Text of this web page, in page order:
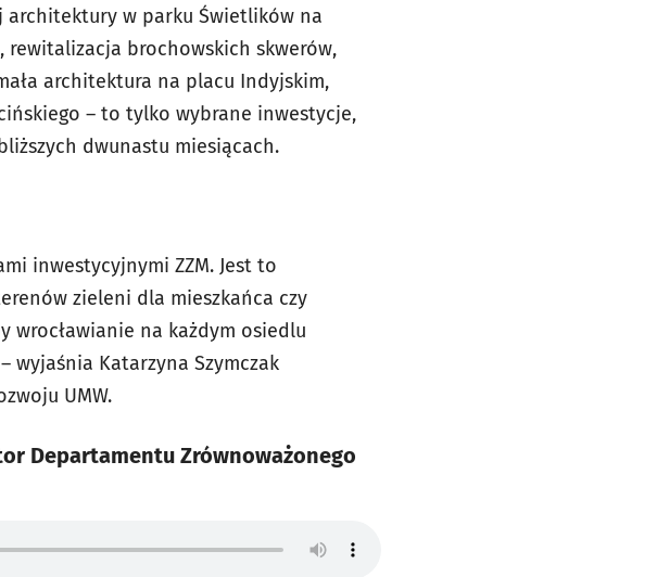
architektury w parku Świetlików na
rewitalizacja brochowskich skwerów,
architektura na placu Indyjskim,
– to tylko wybrane inwestycje,
dwunastu miesiącach.
inwestycyjnymi ZZM. Jest to
zieleni dla mieszkańca czy
wrocławianie na każdym osiedlu
Katarzyna Szymczak
UMW.
Departamentu Zrównoważonego